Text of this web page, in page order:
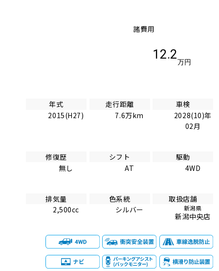
諸費用
12.2
万円
年式
2015(H27)
走行距離
7.6万km
車検
2028(10)年
02月
修復歴
無し
シフト
AT
駆動
4WD
排気量
2,500cc
色系統
シルバー
取扱店舗
新潟県
新潟中央店